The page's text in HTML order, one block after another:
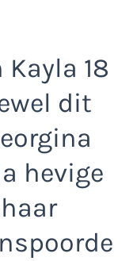
18
dit
hevige